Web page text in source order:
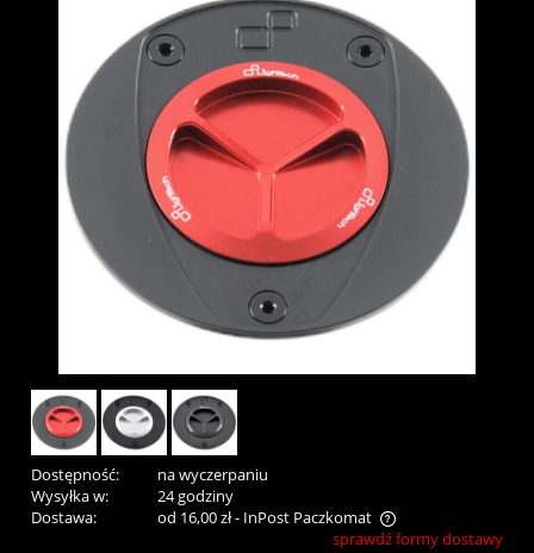
Dostępność:
na wyczerpaniu
Wysyłka w:
24 godziny
Dostawa:
od 16,00 zł- InPost Paczkomat
Cena nie zawiera ewentualnych kosztów płatnościsprawdź formy dostawy